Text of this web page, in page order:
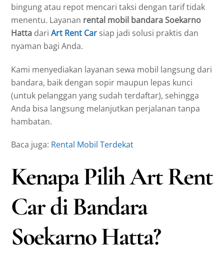
bingung atau repot mencari taksi dengan tarif tidak
menentu. Layanan rental mobil bandara Soekarno
Hatta dariArt Rent Car siap jadi solusi praktis dan
nyaman bagi Anda.
Kami menyediakan layanan sewa mobil langsung dari
bandara, baik dengan sopir maupun lepas kunci
(untuk pelanggan yang sudah terdaftar), sehingga
Anda bisa langsung melanjutkan perjalanan tanpa
hambatan.
Baca juga: Rental Mobil Terdekat
Kenapa Pilih Art Rent
Car di Bandara
Soekarno Hatta?